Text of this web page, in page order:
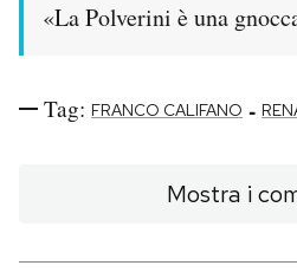
NEWSLETTER
«La Polverini è una
Tag: FRANCO CALIFANO -
Mostra i